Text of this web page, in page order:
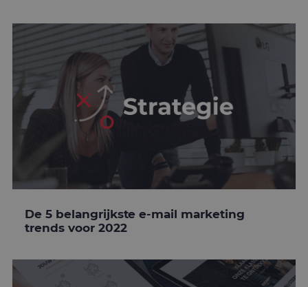
De 5 belangrijkste e-mail marketing
trends voor 2022